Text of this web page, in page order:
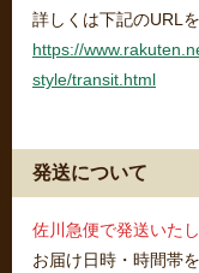
詳しくは下記のURL
https://
style/transit.html
発送について
佐川急便で発送いたし
お届け日時・時間帯